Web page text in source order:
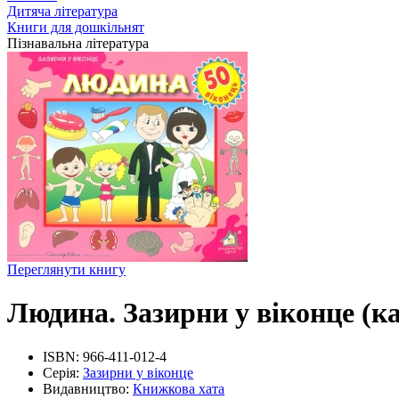
Дитяча література
Книги для дошкільнят
Пізнавальна література
Переглянути книгу
Людина. Зазирни у віконце
ISBN: 966-411-012-4
Серія: Зазирни у віконце
Видавництво: Книжкова хата